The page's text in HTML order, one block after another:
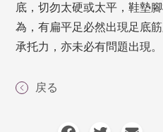
底，切勿太硬或太平，鞋墊
為，有扁平足必然出現足底
承托力，亦未必有問題出現。
戻る